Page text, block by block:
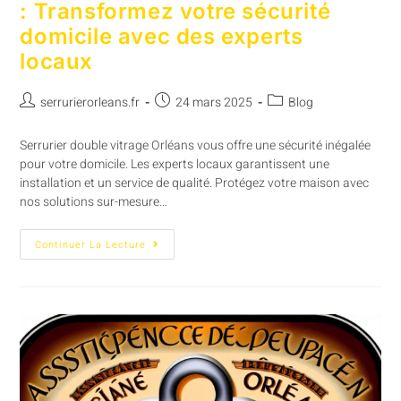
: Transformez votre sécurité
domicile avec des experts
locaux
serrurierorleans.fr 24 mars 2025 Blog
Serrurier double vitrage Orléans vous offre une sécurité inégalée
pour votre domicile. Les experts locaux garantissent une
installation et un service de qualité. Protégez votre maison avec
nos solutions sur-mesure…
Continuer La Lecture